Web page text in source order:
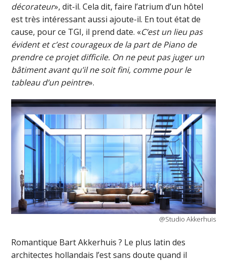
décorateur», dit-il. Cela dit, faire l’atrium d’un hôtel
est très intéressant aussi ajoute-il. En tout état de
cause, pour ce TGI, il prend date. «C’est un lieu pas
évident et c’est courageux de la part de Piano de
prendre ce projet difficile. On ne peut pas juger un
bâtiment avant qu’il ne soit fini, comme pour le
tableau d’un peintre».
@Studio Akkerhuis
Romantique Bart Akkerhuis ? Le plus latin des
architectes hollandais l’est sans doute quand il